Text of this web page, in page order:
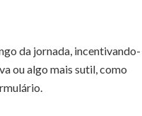
da jornada, incentivando-
ou algo mais sutil, como